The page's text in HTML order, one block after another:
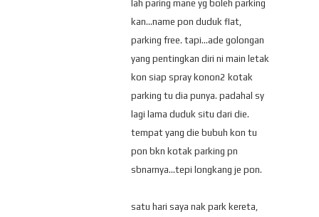
lah paring mane yg boleh parking
kan...name pon duduk flat,
parking free. tapi...ade golongan
yang pentingkan diri ni main letak
kon siap spray konon2 kotak
parking tu dia punya. padahal sy
lagi lama duduk situ dari die.
tempat yang die bubuh kon tu
pon bkn kotak parking pn
sbnarnya...tepi longkang je pon.
satu hari saya nak park kereta,